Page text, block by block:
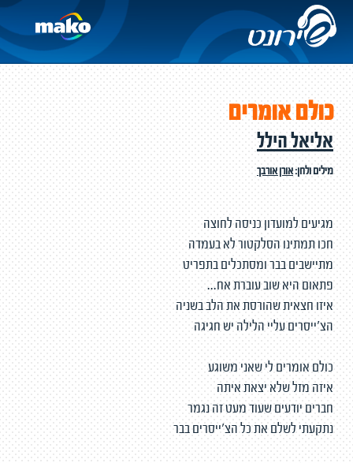
כולם אומרים
אליאל הילל
מילים ולחן:אורן אורבך
מגיעים למועדון כניסה לחוצה
חכו תמתינו הסלקטור לא בעמדה
מתיישבים בבר ומסתכלים בתפריט
פתאום היא שוב עוברת אח...
איזו חצאית שהורסת את הלב בשניה
הצ'ייסרים עליי הלילה יש חגיגה
כולם אומרים לי שאני משוגע
איזה מזל שלא יצאת איתה
חברים יודעים שעוד מעט זה נגמר
נתקעתי לשלם את כל הצ'ייסרים בבר